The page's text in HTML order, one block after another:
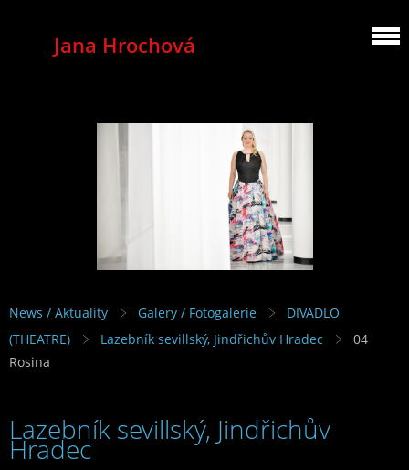
Jana Hrochová
MEZZOSOPRANO
News / Aktuality Galery / Fotogalerie
DIVADLO
(THEATRE)
Lazebník sevillský, Jindřichův Hradec
04
Rosina
Lazebník sevillský, Jindřichův
Hradec